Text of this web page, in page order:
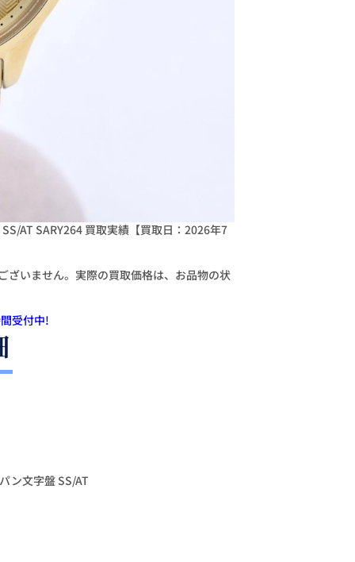
AT SARY264 買取実績【買取日：2026年7
いません。実際の買取価格は、お品物の状
受付中!
ン文字盤 SS/AT